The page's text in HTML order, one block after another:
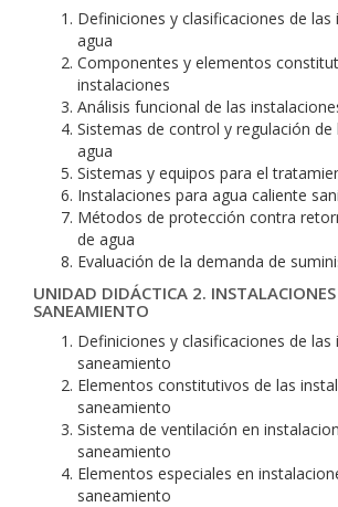
Definiciones y clasificaciones de las
agua
Componentes y elementos
instalaciones
Análisis funcional de las
Sistemas de control y regulación de
agua
Sistemas y equipos para el
Instalaciones para agua caliente
Métodos de protección contra
de agua
Evaluación de la demanda de
UNIDAD DIDÁCTICA 2. INSTALACIONES
SANEAMIENTO
Definiciones y clasificaciones de las
saneamiento
Elementos constitutivos de las
saneamiento
Sistema de ventilación en
saneamiento
Elementos especiales en
saneamiento